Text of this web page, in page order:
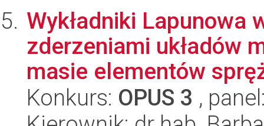
Wykładniki Lapunowa
zderzeniami układów
masie elementów
Konkurs: OPUS 3 ,